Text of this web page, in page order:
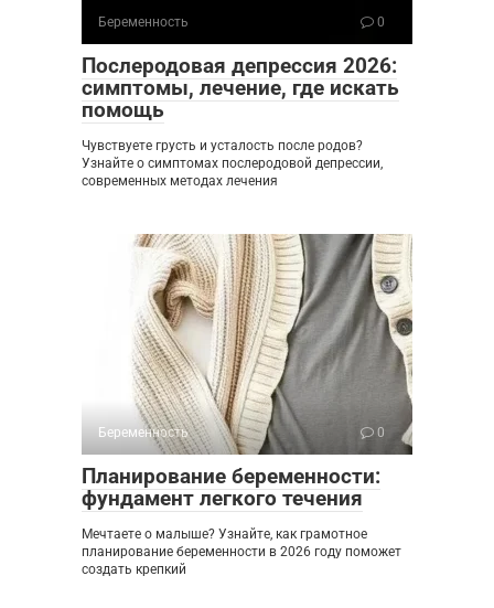
Беременность 0
Послеродовая депрессия 2026:
симптомы, лечение, где искать
помощь
Чувствуете грусть и усталость после родов?
Узнайте о симптомах послеродовой депрессии,
современных методах лечения
Беременность 0
Планирование беременности:
фундамент легкого течения
Мечтаете о малыше? Узнайте, как грамотное
планирование беременности в 2026 году поможет
создать крепкий